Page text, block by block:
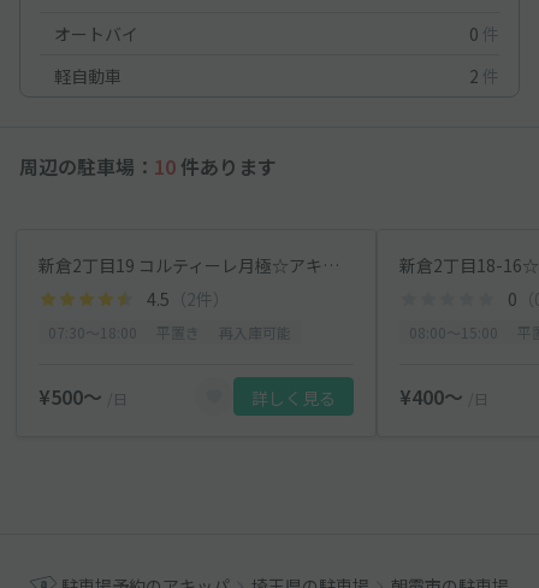
オートバイ
0 件
軽自動車
2 件
周辺の駐車場： 10 件あります
新倉2丁目19 コルティーレ月極☆アキッパ駐車場【3】
4.5 （2件）
¥500〜 /日 詳しく見る
新倉2丁目18-
0
¥400〜 /日